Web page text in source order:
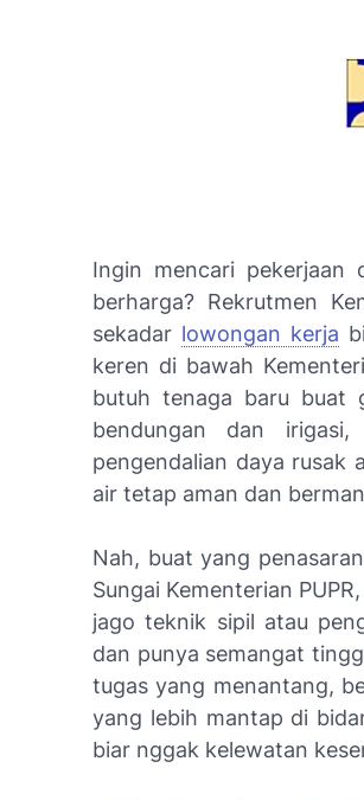
Ingin mencari pekerjaan
berharga? Rekrutmen
sekadar lowongan kerja
keren di bawah
butuh tenaga baru buat
bendungan dan
pengendalian daya rusak
air tetap aman dan
Nah, buat yang
Sungai Kementerian
jago teknik sipil atau
dan punya semangat
tugas yang menantang,
yang lebih mantap di
biar nggak kelewatan